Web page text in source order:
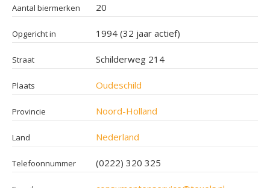
Aantal biermerken 20
Opgericht in 1994 (32 jaar actief)
Straat Schilderweg 214
Plaats Oudeschild
Provincie Noord-Holland
Land Nederland
Telefoonnummer (0222) 320 325